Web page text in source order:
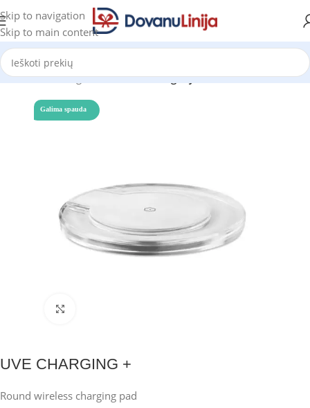
Skip to navigation
Skip to main content
Pradžia Katalogas Prekes be kategorijos
Galima spauda
UVE CHARGING +
Round wireless charging pad